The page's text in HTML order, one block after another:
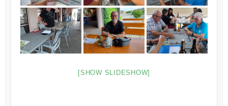
[SHOW SLIDESHOW]